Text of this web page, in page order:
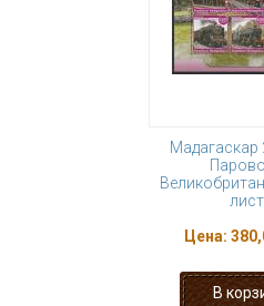
Мадагаскар
лист.
Цена: